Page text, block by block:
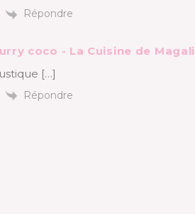
Répondre
coco - La Cuisine de Magali
[…]
Répondre